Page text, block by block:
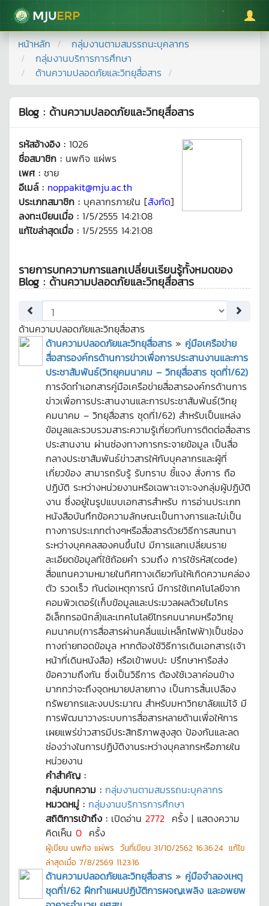
มหาวิทยาลัยแม่โจ้
หน้าหลัก
กลุ่มงานตามสมรรถนะบุคลากร
กลุ่มงานบริการการศึกษา
ด้านความปลอดภัยและวิทยุสื่อสาร
Blog : ด้านความปลอดภัยและวิทยุสื่อสาร
รหัสอ้างอิง : 1026
ชื่อสมาชิก : นพกิจ แผ่พร
เพศ : ชาย
อีเมล์ : noppakit@mju.ac.th
ประเภทสมาชิก : บุคลากรภายใน [สังกัด]
ลงทะเบียนเมื่อ : 1/5/2555 14:21:08
แก้ไขล่าสุดเมื่อ : 1/5/2555 14:21:08
รายการบทความการแลกเปลี่ยนเรียนรู้ทั้งหมดของ
Blog : ด้านความปลอดภัยและวิทยุสื่อสาร
ด้านความปลอดภัยและวิทยุสื่อสาร
ด้านความปลอดภัยและวิทยุสื่อสาร » คู่มือเครือข่าย
สื่อสารองค์กรด้านการข่าวเพื่อการประสานงานและการ
ประชาสัมพันธ์(วิทยุคมนาคม – วิทยุสื่อสาร ชุดที่1/62)
การจัดทำเอกสารคู่มือเครือข่ายสื่อสารองค์กรด้านการ
ข่าวเพื่อการประสานงานและการประชาสัมพันธ์(วิทยุ
คมนาคม – วิทยุสื่อสาร ชุดที่1/62) สำหรับเป็นแหล่ง
ข้อมูลและรวบรวมสาระความรู้เกี่ยวกับการติดต่อสื่อสาร
ประสานงาน ผ่านช่องทางการกระจายข้อมูล เป็นสื่อ
กลางประชาสัมพันธ์ข่าวสารให้กับบุคลากรและผู้ที่
เกี่ยวข้อง สามารถรับรู้ รับทราบ ชี้แจง สั่งการ ถือ
ปฏิบัติ ระหว่างหน่วยงานหรือเฉพาะเจาะจงกลุ่มผู้ปฏิบัติ
งาน ซึ่งอยู่ในรูปแบบเอกสารสำหรับ การอ่านประเภท
หนังสือบันทึกข้อความลักษณะเป็นทางการและไม่เป็น
ทางการประเภทต่างๆหรือสื่อสารด้วยวิธีการสนทนา
ระหว่างบุคคลสองคนขึ้นไป มีการแลกเปลี่ยนราย
ละเอียดข้อมูลที่ใช้ถ้อยคำ รวมถึง การใช้รหัส(code)
สื่อแทนความหมายในทิศทางเดียวกันให้เกิดความคล่อง
ตัว รวดเร็ว ทันต่อเหตุการณ์ มีการใช้เทคโนโลยีจาก
คอมพิวเตอร์(เก็บข้อมูลและประมวลผลด้วยไมโคร
อิเล็กทรอนิกส์)และเทคโนโลยีโทรคมนาคมหรือวิทยุ
คมนาคม(การสื่อสารผ่านคลื่นแม่เหล็กไฟฟ้า)เป็นช่อง
ทางถ่ายทอดข้อมูล หากต้องใช้วิธีการเดินเอกสาร(เจ้า
หน้าที่เดินหนังสือ) หรือเข้าพบปะ ปรึกษาหารือส่ง
ข้อความถึงกัน ซึ่งเป็นวิธีการ ต้องใช้เวลาค่อนข้าง
มากกว่าจะถึงจุดหมายปลายทาง เป็นการสิ้นเปลือง
ทรัพยากรและงบประมาณ สำหรับมหาวิทยาลัยแม่โจ้ มี
การพัฒนาวางระบบการสื่อสารหลายด้านเพื่อให้การ
เผยแพร่ข่าวสารมีประสิทธิภาพสูงสุด ป้องกันและลด
ช่องว่างในการปฏิบัติงานระหว่างบุคลากรหรือภายใน
หน่วยงาน
คำสำคัญ :
กลุ่มบทความ : กลุ่มงานตามสมรรถนะบุคลากร
หมวดหมู่ : กลุ่มงานบริการการศึกษา
สถิติการเข้าถึง : เปิดอ่าน 2772 ครั้ง | แสดงความ
คิดเห็น 0 ครั้ง
ผู้เขียน นพกิจ แผ่พร วันที่เขียน 31/10/2562 16:36:24 แก้ไข
ล่าสุดเมื่อ 7/8/2569 11:23:16
ด้านความปลอดภัยและวิทยุสื่อสาร » คู่มือจำลองเหตุ
ชุดที่1/62 ฝึกทำแผนปฏิบัติการผจญเพลิง และอพยพ